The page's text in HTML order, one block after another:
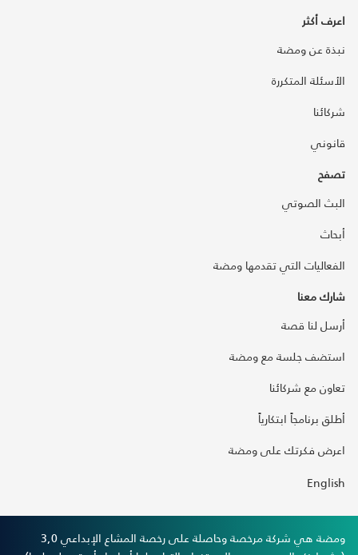
اعرف أكثر
نبذة عن ومضة
الأسئلة المتكررة
شركائنا
قانوني
تصفح
البث الصوتي
أبحاث
الفعاليات التي تقدمها ومضة
شارك معنا
أرسل لنا قصة
استضف جلسة مع ومضة
تعاون مع شركائنا
أطلق برنامجاً ابتكارياً
اعرض فكرتك على ومضة
English
ومضة هي شركة مرخصة وحاصلة على رخصة المشاع الإبداعي 3,0